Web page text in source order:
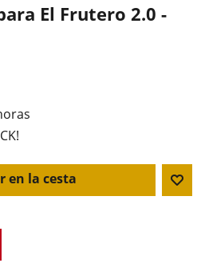
El Frutero 2.0 -
en la cesta